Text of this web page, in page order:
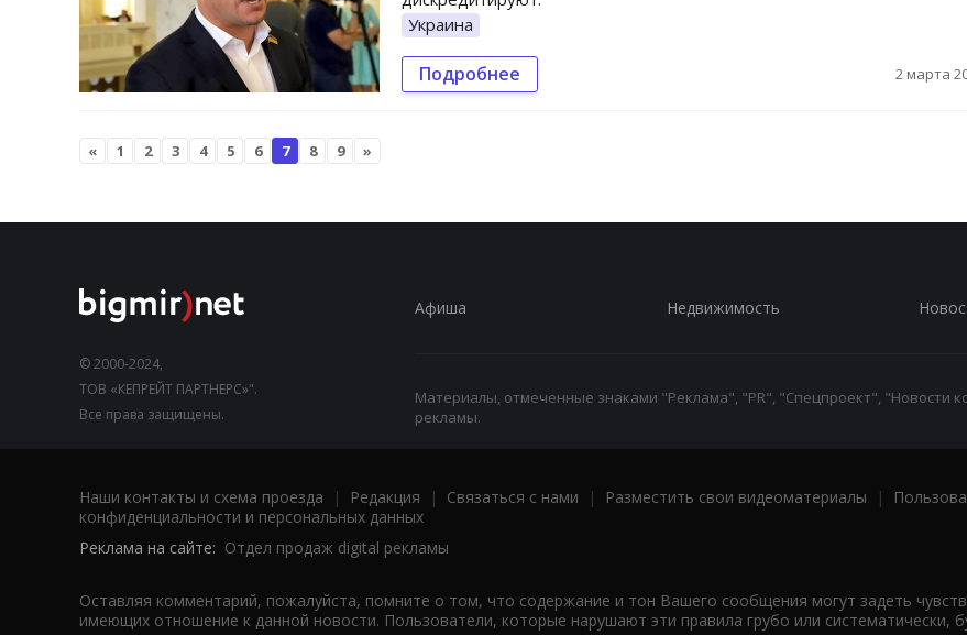
Украина
Подробнее 2 марта
« 1 2 3 4 5 6 7 8 9 »
© 2000-2024,
ТОВ «КЕПРЕЙТ ПАРТНЕРС»".
Все права защищены.
Афиша Недвижимость
Материалы, отмеченные знаками "Реклама", "PR", "Спецпроект", "Новости
рекламы.
Наши контакты и схема проезда | Редакция | Связаться с нами | Разместить свои видеоматериалы |
конфиденциальности и персональных данных
Реклама на сайте: Отдел продаж digital рекламы
Оставляя комментарий, пожалуйста, помните о том, что содержание и тон Вашего сообщения могут задеть
имеющих отношение к данной новости. Пользователи, которые нарушают эти правила грубо или систематически,